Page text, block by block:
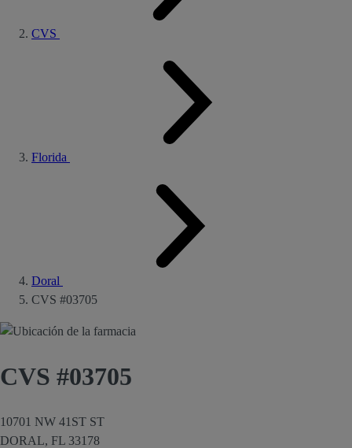
CVS
Florida
Doral
CVS #03705
CVS #03705
10701 NW 41ST ST
DORAL, FL 33178